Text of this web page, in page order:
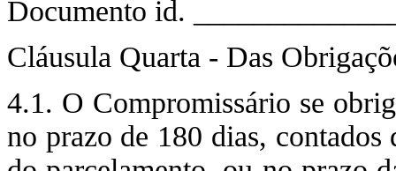
Documento id.
Cláusula Quarta - Das
4.1. O Compromissário se
no prazo de 180 dias,